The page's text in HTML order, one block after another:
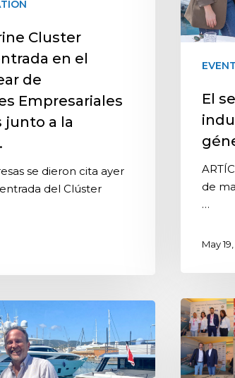
Cluster
en el
de
Empresariales
junto a la
se dieron cita ayer
del Clúster
El
de
…
May